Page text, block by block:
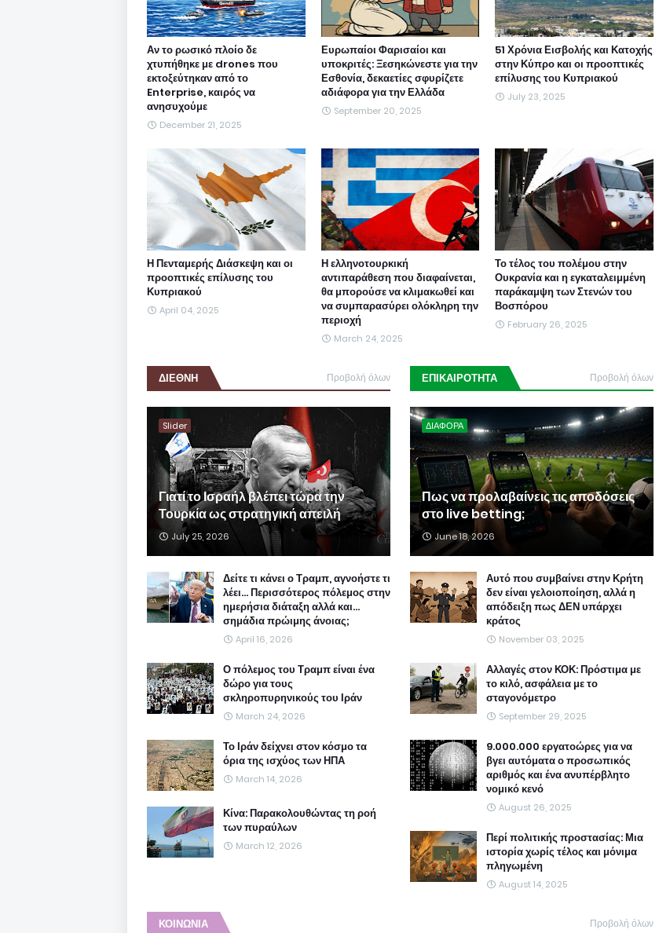
Αν το ρωσικό πλοίο δε
χτυπήθηκε με drones που
εκτοξεύτηκαν από το
Enterprise, καιρός να
ανησυχούμε
December 21, 2025
Ευρωπαίοι Φαρισαίοι και
υποκριτές: Ξεσηκώνεστε για την
Εσθονία, δεκαετίες σφυρίζετε
αδιάφορα για την Ελλάδα
September 20, 2025
51 Χρόνια Εισβολής και Κατοχής
στην Κύπρο και οι προοπτικές
επίλυσης του Κυπριακού
July 23, 2025
Η Πενταμερής Διάσκεψη και οι
προοπτικές επίλυσης του
Κυπριακού
April 04, 2025
Η ελληνοτουρκική
αντιπαράθεση που διαφαίνεται,
θα μπορούσε να κλιμακωθεί και
να συμπαρασύρει ολόκληρη την
περιοχή
March 24, 2025
Το τέλος του πολέμου στην
Ουκρανία και η εγκαταλειμμένη
παράκαμψη των Στενών του
Βοσπόρου
February 26, 2025
ΕΠΙΚΑΙΡΟΤΗΤΑ Προβολή όλων
ΔΙΑΦΟΡΑ
Πως να προλαβαίνεις τις αποδόσεις
στο live betting;
June 18, 2026
Αυτό που συμβαίνει στην Κρήτη
δεν είναι γελοιοποίηση, αλλά η
απόδειξη πως ΔΕΝ υπάρχει
κράτος
November 03, 2025
Αλλαγές στον ΚΟΚ: Πρόστιμα με
το κιλό, ασφάλεια με το
σταγονόμετρο
September 29, 2025
9.000.000 εργατοώρες για να
βγει αυτόματα ο προσωπικός
αριθμός και ένα ανυπέρβλητο
νομικό κενό
August 26, 2025
Περί πολιτικής προστασίας: Μια
ιστορία χωρίς τέλος και μόνιμα
πληγωμένη
August 14, 2025
ΔΙΕΘΝΗ Προβολή όλων
Slider
Γιατί το Ισραήλ βλέπει τώρα την
Τουρκία ως στρατηγική απειλή
July 25, 2026
Δείτε τι κάνει ο Τραμπ, αγνοήστε τι
λέει... Περισσότερος πόλεμος στην
ημερήσια διάταξη αλλά και...
σημάδια πρώιμης άνοιας;
April 16, 2026
Ο πόλεμος του Τραμπ είναι ένα
δώρο για τους
σκληροπυρηνικούς του Ιράν
March 24, 2026
Το Ιράν δείχνει στον κόσμο τα
όρια της ισχύος των ΗΠΑ
March 14, 2026
Κίνα: Παρακολουθώντας τη ροή
των πυραύλων
March 12, 2026
ΚΟΙΝΩΝΙΑ Προβολή όλων